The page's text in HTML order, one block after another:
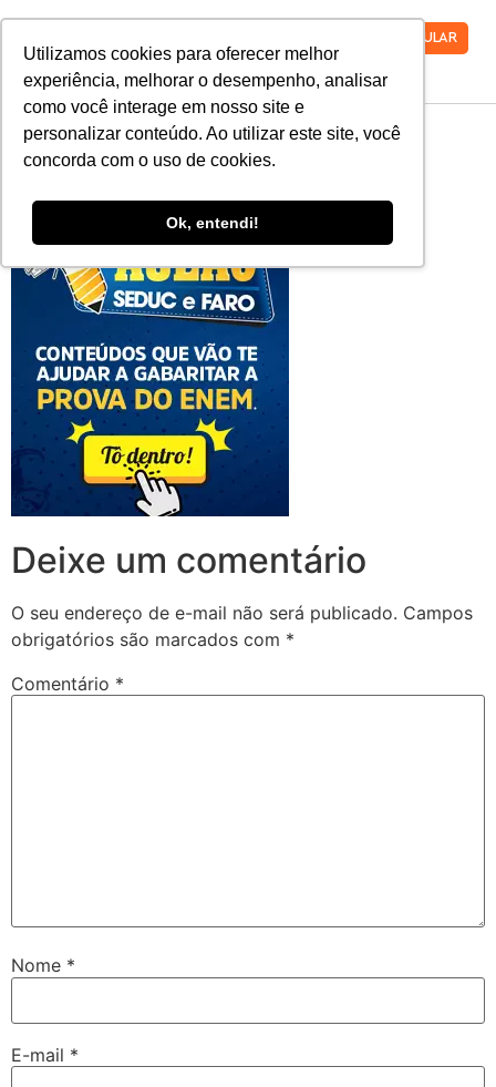
Utilizamos cookies para oferecer melhor
experiência, melhorar o desempenho, analisar
como você interage em nosso site e
personalizar conteúdo. Ao utilizar este site, você
concorda com o uso de cookies.
Ok, entendi!
VESTIBULAR
CTA1-AULA02
Deixe um comentário
O seu endereço de e-mail não será publicado. Campos
obrigatórios são marcados com *
Comentário *
Nome *
E-mail *